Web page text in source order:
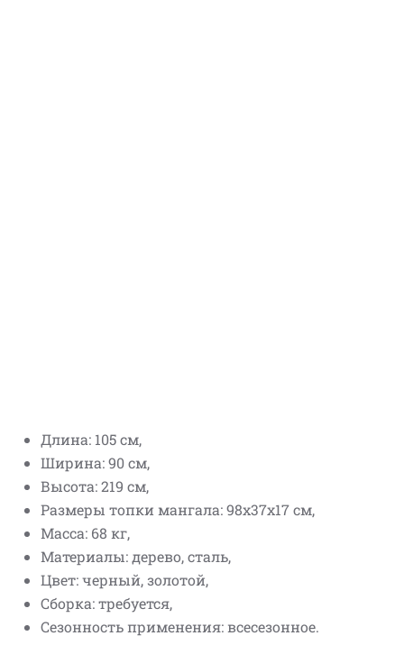
Длина: 105 см,
Ширина: 90 см,
Высота: 219 см,
Размеры топки мангала: 98х37х17 см,
Масса: 68 кг,
Материалы: дерево, сталь,
Цвет: черный, золотой,
Сборка: требуется,
Сезонность применения: всесезонное.